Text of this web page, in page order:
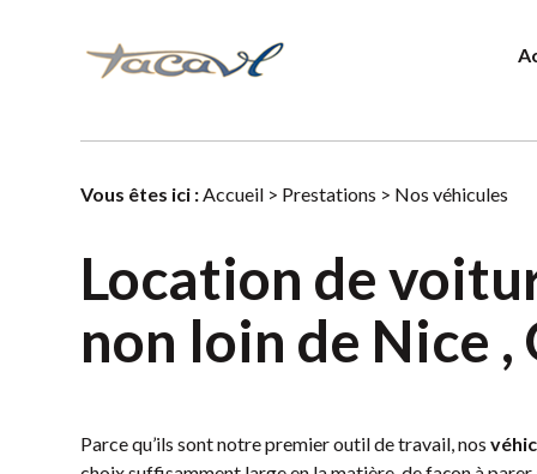
phone
Autocars et minibus
04.93.42.40.79
Vous êtes ici :Accueil > Prestations > Nos véhicules
Location de
non loin de Nice ,
Parce qu’ils sont notre premier outil de travail, nos